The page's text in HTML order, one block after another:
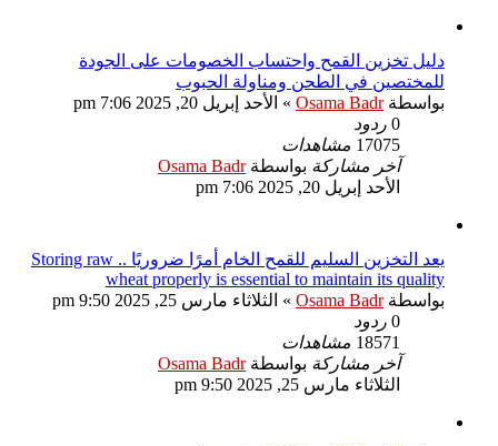
دليل تخزين القمح واحتساب الخصومات على الجودة
للمختصين في الطحن ومناولة الحبوب
بواسطةOsama Badr
» الأحد إبريل 20, 2025 7:06 pm
0 ردود
17075 مشاهدات
آخر مشاركة بواسطةOsama Badr
الأحد إبريل 20, 2025 7:06 pm
يعد التخزين السليم للقمح الخام أمرًا ضروريًا .. Storing raw
wheat properly is essential to maintain its quality
بواسطةOsama Badr
» الثلاثاء مارس 25, 2025 9:50 pm
0 ردود
18571 مشاهدات
آخر مشاركة بواسطةOsama Badr
الثلاثاء مارس 25, 2025 9:50 pm